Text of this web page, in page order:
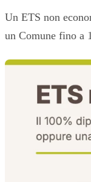
Un ETS non
un Comune fino a